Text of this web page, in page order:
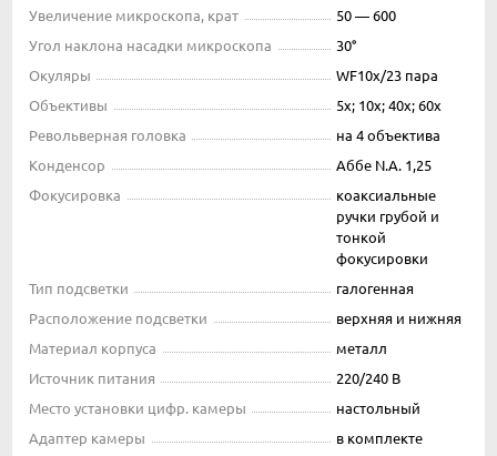
Увеличение микроскопа, крат
50 — 600
Угол наклона насадки микроскопа
30°
Окуляры
WF10x/23 пара
Объективы
5x; 10x; 40x; 60x
Револьверная головка
на 4 объектива
Конденсор
Аббе N.A. 1,25
Фокусировка
коаксиальные
ручки грубой и
тонкой
фокусировки
Тип подсветки
галогенная
Расположение подсветки
верхняя и нижняя
Материал корпуса
металл
Источник питания
220/240 В
Место установки цифр. камеры
настольный
Адаптер камеры
в комплекте